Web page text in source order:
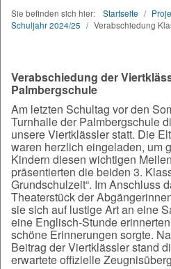
Sie befinden sich hier: Startseite /
Schuljahr 2024/25 / Verabschiedung
Verabschiedung der
Palmbergschule
Am letzten Schultag vor den
Turnhalle der Palmbergschule
unsere Viertklässler statt. Die
waren herzlich eingeladen, um
Kindern diesen wichtigen
präsentierten die beiden 3.
Grundschulzeit“. Im Anschluss
Theaterstück der
sie sich auf lustige Art an eine
eine Englisch-Stunde
schöne Erinnerungen sorgte.
Beitrag der Viertklässler stand
erwartete offizielle